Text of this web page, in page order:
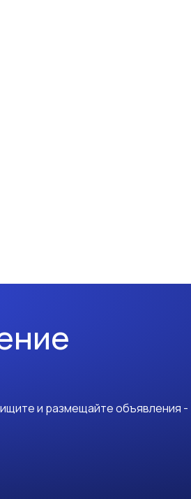
и размещайте объявления -